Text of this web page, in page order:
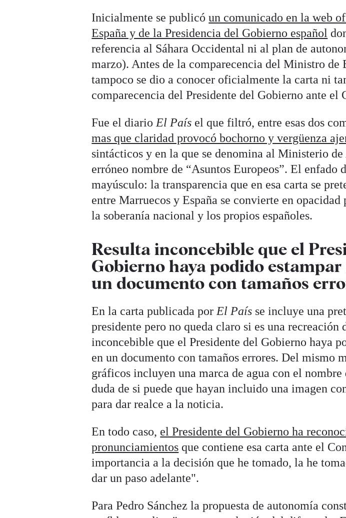
Inicialmente se publicóun comunicado en la web
España y de la Presidencia del Gobierno español
referencia al Sáhara Occidental ni al plan de
marzo). Antes de la comparecencia del Ministro de
tampoco se dio a conocer oficialmente la carta ni
comparecencia del Presidente del Gobierno ante el
Fue el diario El País el que filtró, entre esas dos
mas que claridad provocó bochorno y vergüenza
sintácticos y en la que se denomina al Ministerio
erróneo nombre de “Asuntos Europeos”. El enfado
mayúsculo: la transparencia que en esa carta se
entre Marruecos y España se convierte en opacidad
la soberanía nacional y los propios españoles.
Resulta inconcebible que el
Gobierno haya podido
un documento con tamaños
En la carta publicada por El País se incluye una
presidente pero no queda claro si es una recreación
inconcebible que el Presidente del Gobierno haya
en un documento con tamaños errores. Del mismo
gráficos incluyen una marca de agua con el
duda de si puede que hayan incluido una imagen
para dar realce a la noticia.
En todo caso, el Presidente del Gobierno ha
pronunciamientos que contiene esa carta ante el
importancia a la decisión que he tomado, la he
dar un paso adelante".
Para Pedro Sánchez la propuesta de autonomía